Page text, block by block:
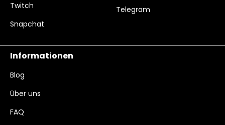
Twitch
Snapchat
Telegram
Informationen
Blog
Über uns
FAQ